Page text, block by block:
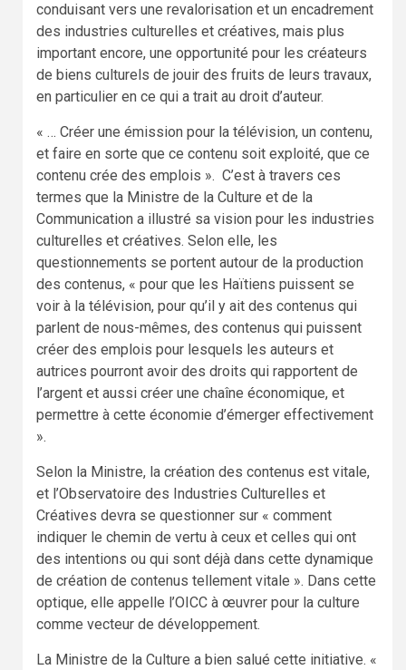
conduisant vers une revalorisation et un encadrement
des industries culturelles et créatives, mais plus
important encore, une opportunité pour les créateurs
de biens culturels de jouir des fruits de leurs travaux,
en particulier en ce qui a trait au droit d’auteur.
« … Créer une émission pour la télévision, un contenu,
et faire en sorte que ce contenu soit exploité, que ce
contenu crée des emplois ». C’est à travers ces
termes que la Ministre de la Culture et de la
Communication a illustré sa vision pour les industries
culturelles et créatives. Selon elle, les
questionnements se portent autour de la production
des contenus, « pour que les Haïtiens puissent se
voir à la télévision, pour qu’il y ait des contenus qui
parlent de nous-mêmes, des contenus qui puissent
créer des emplois pour lesquels les auteurs et
autrices pourront avoir des droits qui rapportent de
l’argent et aussi créer une chaîne économique, et
permettre à cette économie d’émerger effectivement
».
Selon la Ministre, la création des contenus est vitale,
et l’Observatoire des Industries Culturelles et
Créatives devra se questionner sur « comment
indiquer le chemin de vertu à ceux et celles qui ont
des intentions ou qui sont déjà dans cette dynamique
de création de contenus tellement vitale ». Dans cette
optique, elle appelle l’OICC à œuvrer pour la culture
comme vecteur de développement.
La Ministre de la Culture a bien salué cette initiative. «